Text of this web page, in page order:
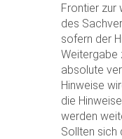
Frontier zur
des
sofern der
Weitergabe
absolute
Hinweise
die
werden
Sollten sich